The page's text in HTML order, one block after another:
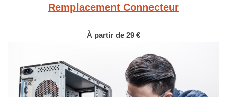
Remplacement Connecteur
À partir de 29 €